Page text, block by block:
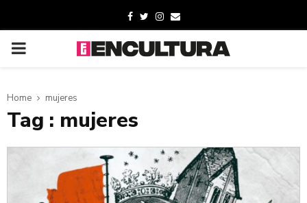
Home mujeres
Tag : mujeres